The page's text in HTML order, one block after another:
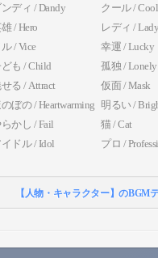
ンディ / Dandy
クール / Cool
/ Hero
レディ / Lady
/ Vice
幸運 / Lucky
も / Child
孤独 / Lonely
る / Attract
仮面 / Mask
ぼの / Heartwarming 明るい /
かし / Fail
猫 / Cat
ドル / Idol
プロ /
【人物・キャラクター】のBGM